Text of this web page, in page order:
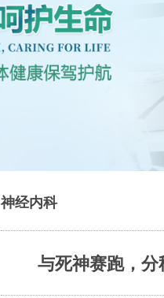
神经内科
与死神赛跑，